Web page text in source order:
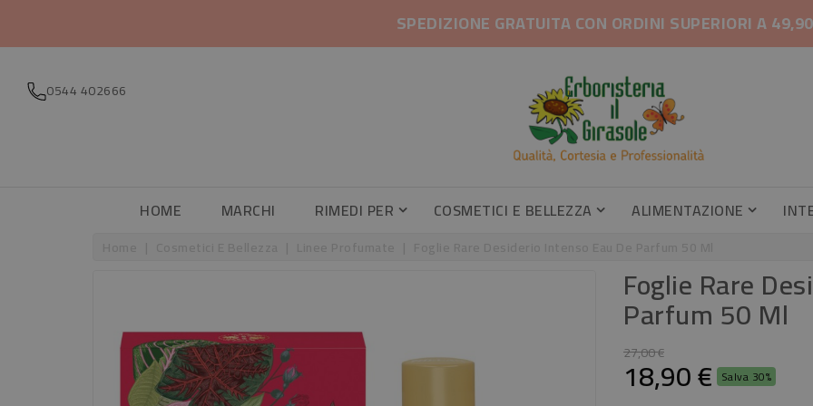
SPEDIZIONE GRATUITA CON ORDINI SUPERIORI A
0544 402666
HOME MARCHI RIMEDI PER COSMETICI E BELLEZZA ALIMENTAZIONE
Foglie Rare
Parfum 50 Ml
27,00 €
18,90 € Salva 30%